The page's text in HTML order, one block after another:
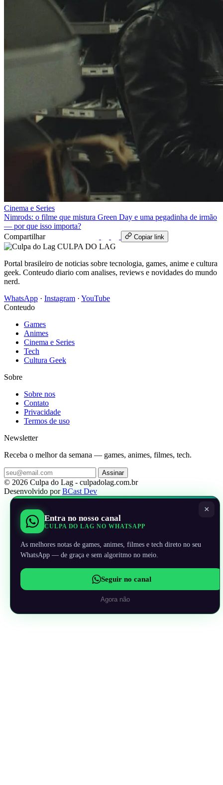
Cinema e Series
Nimrods: o filme que mistura Green Day e uma pegadinha de irmão
— por que isso importa?
Compartilhar
Copiar link
CULPA DO LAG
Portal brasileiro de noticias sobre tecnologia, games, anime e cultura
geek. Conteudo diario com analises, reviews e novidades do mundo
nerd.
WhatsApp · Instagram · YouTube
Conteudo
Games
Animes
Cinema e Series
Tech
Cultura Geek
Sobre
Sobre nos
Contato
Privacidade
Termos de uso
Newsletter
Receba o melhor da semana — games, animes, filmes, tech.
Assinar
© 2026 Culpa do Lag - culpadolag.com.br
Desenvolvido porBCast Dev
×
Entra no nosso canal
CULPA DO LAG NO WHATSAPP
As melhores notas de games, animes, filmes e tech direto no seu
WhatsApp — de graça e sem algoritmo no meio.
Seguir no canal
Agora não